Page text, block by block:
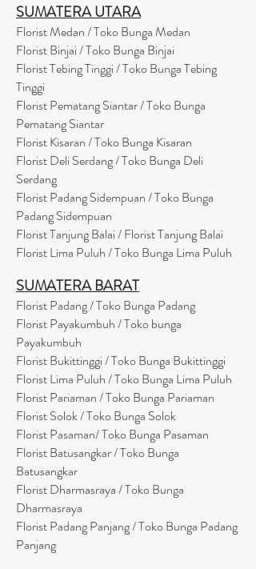
SUMATERA UTARA
Florist Medan / Toko Bunga Medan
Florist Binjai / Toko Bunga Binjai
Florist Tebing Tinggi / Toko Bunga Tebing
Tinggi
Florist Pematang Siantar / Toko Bunga
Pematang Siantar
Florist Kisaran / Toko Bunga Kisaran
Florist Deli Serdang / Toko Bunga Deli
Serdang
Florist Padang Sidempuan / Toko Bunga
Padang Sidempuan
Florist Tanjung Balai / Florist Tanjung Balai
Florist Lima Puluh / Toko Bunga Lima Puluh
SUMATERA BARAT
Florist Padang / Toko Bunga Padang
Florist Payakumbuh / Toko bunga
Payakumbuh
Florist Bukittinggi / Toko Bunga Bukittinggi
Florist Lima Puluh / Toko Bunga Lima Puluh
Florist Pariaman / Toko Bunga Pariaman
Florist Solok / Toko Bunga Solok
Florist Pasaman/ Toko Bunga Pasaman
Florist Batusangkar / Toko Bunga
Batusangkar
Florist Dharmasraya / Toko Bunga
Dharmasraya
Florist Padang Panjang / Toko Bunga Padang
Panjang